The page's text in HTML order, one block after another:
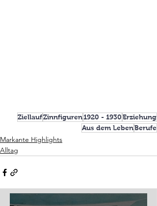
ZiellaufZinnfiguren1920 - 1930Erziehung
Aus dem LebenBerufe
Markante Highlights
Alltag